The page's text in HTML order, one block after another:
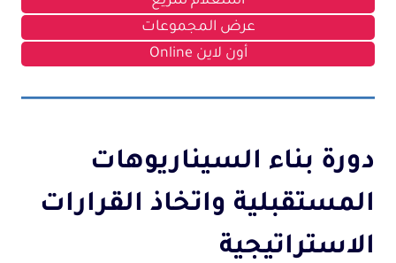
عرض المجموعات
أون لاين Online
دورة بناء السيناريوهات
المستقبلية واتخاذ القرارات
الاستراتيجية